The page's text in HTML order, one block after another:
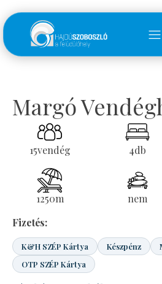
Margó
15vendég 4db
1250m
nem
Fizetés:
K&H SZÉP Kártya Készpénz
OTP SZÉP Kártya